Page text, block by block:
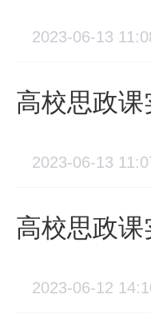
2023-06-13
高校思政
2023-06-13
高校思政
2023-06-12